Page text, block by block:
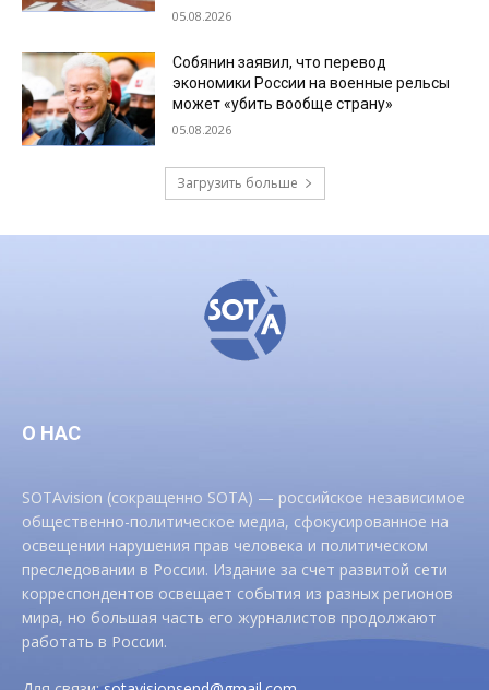
05.08.2026
Собянин заявил, что перевод
экономики России на военные рельсы
может «убить вообще страну»
05.08.2026
Загрузить больше
О НАС
SOTAvision (сокращенно SOTA) — российское независимое
общественно-политическое медиа, сфокусированное на
освещении нарушения прав человека и политическом
преследовании в России. Издание за счет развитой сети
корреспондентов освещает события из разных регионов
мира, но большая часть его журналистов продолжают
работать в России.